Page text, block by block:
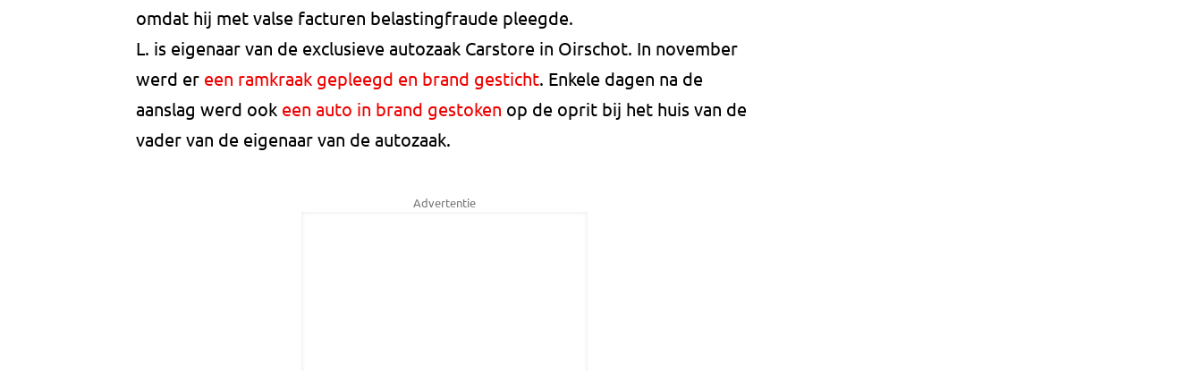
omdat hij met valse facturen belastingfraude pleegde.
L. is eigenaar van de exclusieve autozaak Carstore in Oirschot. In november
werd er een ramkraak gepleegd en brand gesticht. Enkele dagen na de
aanslag werd ook een auto in brand gestoken op de oprit bij het huis van de
vader van de eigenaar van de autozaak.
Advertentie